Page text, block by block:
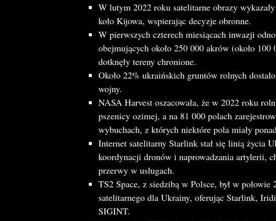
W lutym 2022 roku satelitarne obrazy
koło Kijowa, wspierając decyzje obronne.
W pierwszych czterech miesiącach inwazji
obejmujących około 250 000 akrów (około
dotknęły tereny chronione.
Około 22% ukraińskich gruntów rolnych
wojny.
NASA Harvest oszacowała, że w 2022 roku
pszenicy ozimej, a na 81 000 polach
wybuchach, z których niektóre pola miały
Internet satelitarny Starlink stał się linią życia
koordynacji dronów i naprowadzania artylerii,
przerwy w usługach.
TS2 Space, z siedzibą w Polsce, był w
satelitarnego dla Ukrainy, oferując Starlink,
SIGINT.